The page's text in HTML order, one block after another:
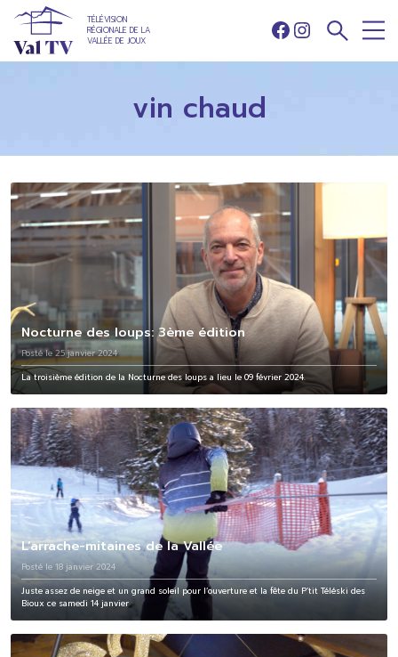
TÉLÉVISION
RÉGIONALE DE LA
VALLÉE DE JOUX
Facebook
Instagram
vin chaud
Nocturne des loups: 3ème édition
Posté le 25 janvier 2024
La troisième édition de la Nocturne des loups a lieu le 09 février 2024.
L’arrache-mitaines de la Vallée
Posté le 18 janvier 2024
Juste assez de neige et un grand soleil pour l’ouverture et la fête du P’tit Téléski des
Bioux ce samedi 14 janvier